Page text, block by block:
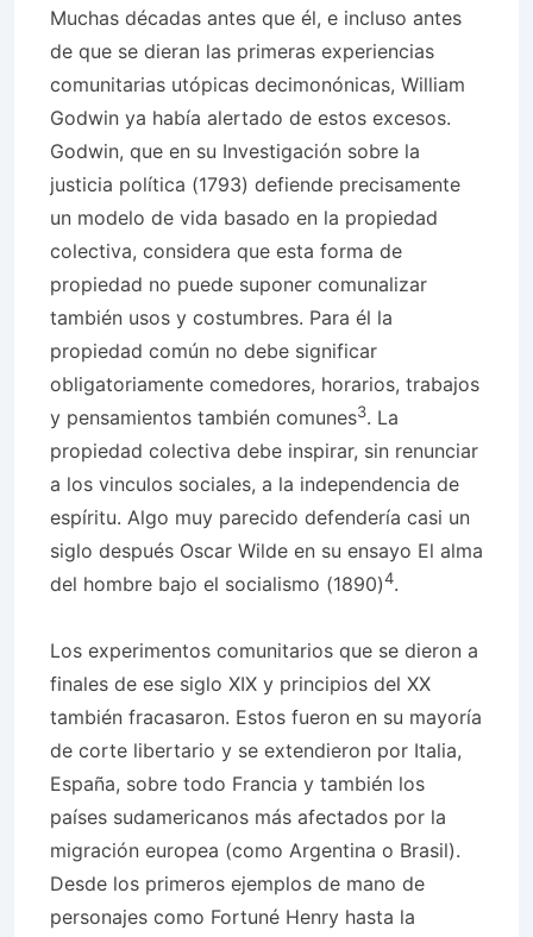
Muchas décadas antes que él, e incluso antes
de que se dieran las primeras experiencias
comunitarias utópicas decimonónicas, William
Godwin ya había alertado de estos excesos.
Godwin, que en su Investigación sobre la
justicia política (1793) defiende precisamente
un modelo de vida basado en la propiedad
colectiva, considera que esta forma de
propiedad no puede suponer comunalizar
también usos y costumbres. Para él la
propiedad común no debe significar
obligatoriamente comedores, horarios, trabajos
y pensamientos también comunes3. La
propiedad colectiva debe inspirar, sin renunciar
a los vinculos sociales, a la independencia de
espíritu. Algo muy parecido defendería casi un
siglo después Oscar Wilde en su ensayo El alma
del hombre bajo el socialismo (1890)4.
Los experimentos comunitarios que se dieron a
finales de ese siglo XIX y principios del XX
también fracasaron. Estos fueron en su mayoría
de corte libertario y se extendieron por Italia,
España, sobre todo Francia y también los
países sudamericanos más afectados por la
migración europea (como Argentina o Brasil).
Desde los primeros ejemplos de mano de
personajes como Fortuné Henry hasta la